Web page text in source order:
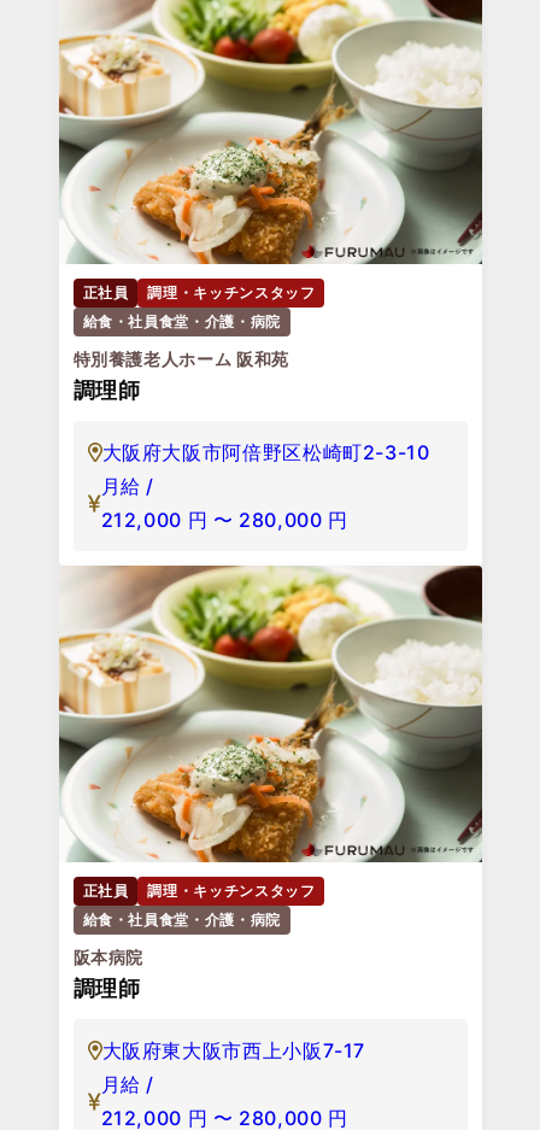
正社員
調理・キッチンスタッフ
給食・社員食堂・介護・病院
特別養護老人ホーム 阪和苑
調理師
大阪府大阪市阿倍野区松崎町2-3-10
月給 /
212,000 円 〜 280,000 円
正社員
調理・キッチンスタッフ
給食・社員食堂・介護・病院
阪本病院
調理師
大阪府東大阪市西上小阪7-17
月給 /
212,000 円 〜 280,000 円